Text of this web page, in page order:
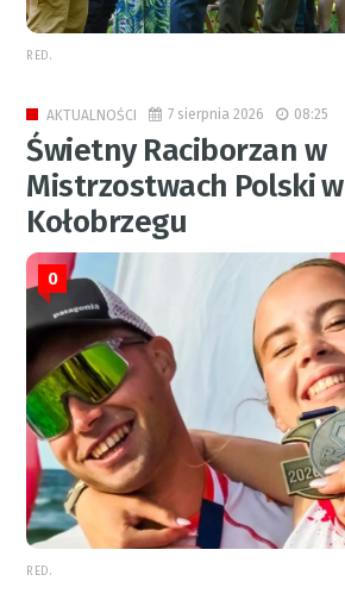
RED.
AKTUALNOŚCI 7 sierpnia 2026 08:25
Świetny Raciborzan w
Mistrzostwach Polski w
Kołobrzegu
0
RED.